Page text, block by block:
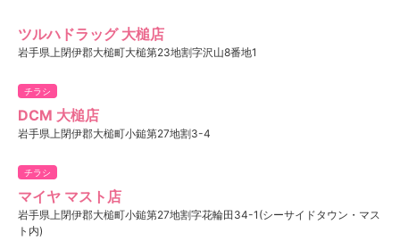
ツルハドラッグ 大槌店
岩手県上閉伊郡大槌町大槌第23地割字沢山8番地1
チラシ
DCM 大槌店
岩手県上閉伊郡大槌町小鎚第27地割3-4
チラシ
マイヤ マスト店
岩手県上閉伊郡大槌町小鎚第27地割字花輪田34-1(シーサイドタウン・マス
ト内)